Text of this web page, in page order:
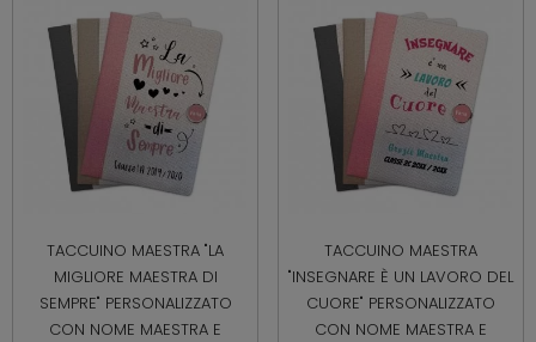
TACCUINO MAESTRA "LA
MIGLIORE MAESTRA DI
SEMPRE" PERSONALIZZATO
CON NOME MAESTRA E
TACCUINO MAESTRA
"INSEGNARE È UN LAVORO DEL
CUORE" PERSONALIZZATO
CON NOME MAESTRA E